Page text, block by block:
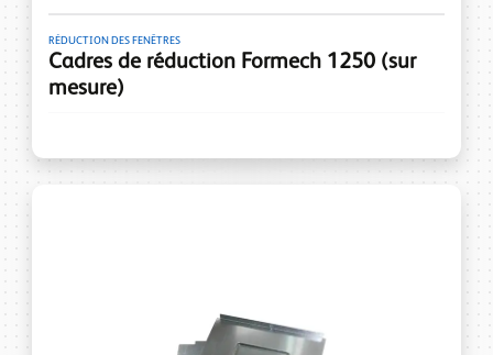
RÉDUCTION DES FENÊTRES
Cadres de réduction Formech 1250 (sur
mesure)